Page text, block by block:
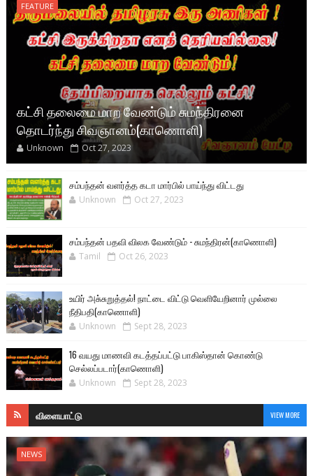
FEATURE
கட்சி தலைமை மாற வேண்டும் சுமந்திரனை
தொடர்ந்து சிவஞானம்(காணொளி)
Unknown Oct 27, 2023
சம்பந்தன் வளர்த்த கடா மார்பில் பாய்ந்து விட்டது
Unknown Oct 27, 2023
சம்பந்தன் பதவி விலக வேண்டும் - சுமந்திரன்(காணொளி)
Tamil Oct 26, 2023
உயிர் அசு்சுறுத்தல்! நாட்டை விட்டு வெளியேறினார் முல்லை
நீதிபதி(காணொளி)
Unknown Sept 28, 2023
16 வயது மாணவி கடத்தப்பட்டு பாகிஸ்தான் கொண்டு
செல்லப்படார்(காணொளி)
Unknown Sept 28, 2023
விளையாட்டு VIEW MORE
NEWS